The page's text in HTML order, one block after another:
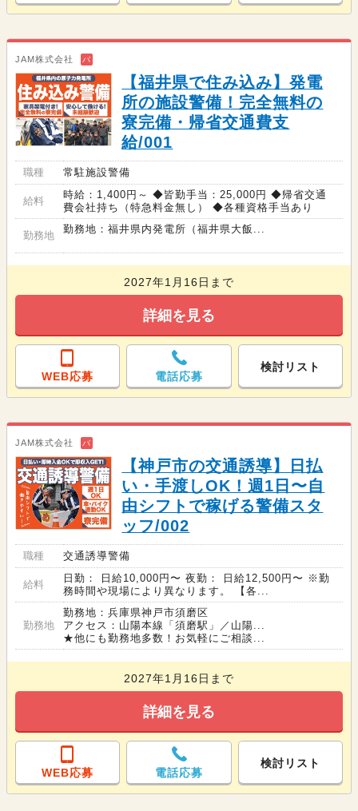
JAM株式会社 バ
【福井県で住み込み】発電
所の施設警備！完全無料の
寮完備・帰省交通費支
給/001
職種 常駐施設警備
給料
時給：1,400円～ ◆皆勤手当：25,000円 ◆帰省交通
費会社持ち（特急料金無し） ◆各種資格手当あり
勤務地
勤務地：福井県内発電所（福井県大飯...
2027年1月16日まで
詳細を見る
WEB応募 電話応募
検討リスト
JAM株式会社 バ
【神戸市の交通誘導】日払
い・手渡しOK！週1日〜自
由シフトで稼げる警備スタ
ッフ/002
職種 交通誘導警備
給料
日勤： 日給10,000円〜 夜勤： 日給12,500円〜 ※勤
務時間や現場により異なります。 【各...
勤務地
勤務地：兵庫県神戸市須磨区
アクセス：山陽本線「須磨駅」／山陽...
★他にも勤務地多数！お気軽にご相談...
2027年1月16日まで
詳細を見る
WEB応募 電話応募
検討リスト